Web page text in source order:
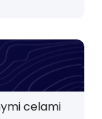
celami